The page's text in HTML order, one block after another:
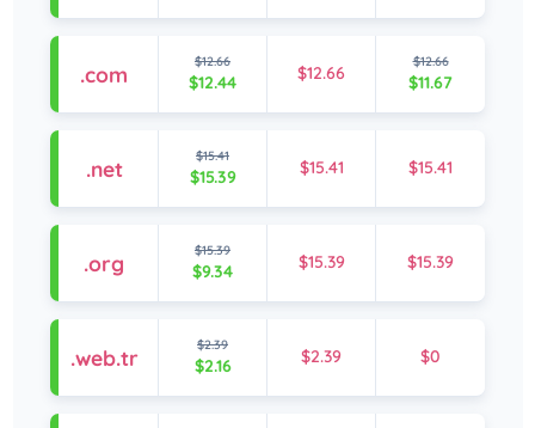
.com $12.66
$12.44 $12.66
$12.66
$11.67
.net $15.41
$15.39 $15.41 $15.41
.org $15.39
$9.34 $15.39 $15.39
.web.tr $2.39
$2.16 $2.39 $0